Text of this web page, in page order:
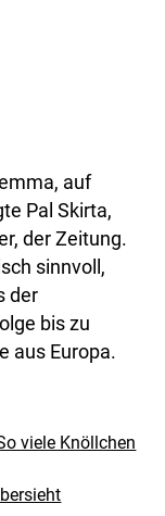
auf
Pal Skirta,
der Zeitung.
sinnvoll,
der
bis zu
aus Europa.
viele Knöllchen